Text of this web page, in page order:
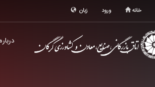
الکترونیک
استان
ورود خانه زبان